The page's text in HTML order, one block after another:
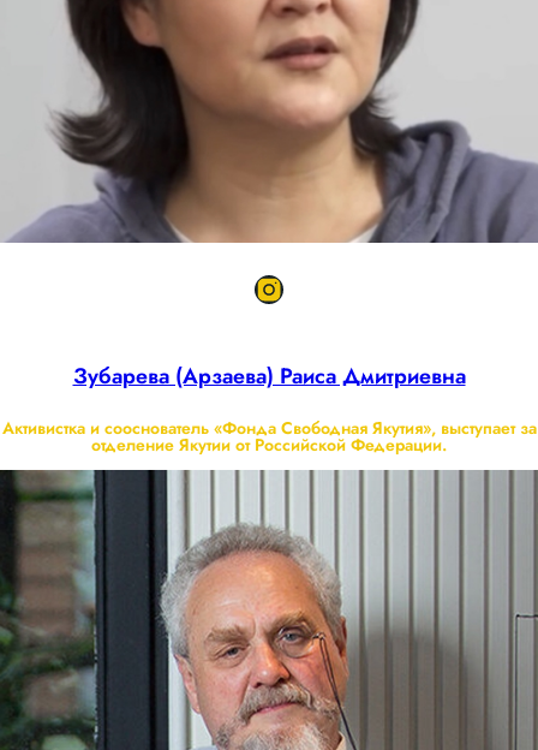
Зубарева (Арзаева) Раиса Дмитриевна
Активистка и сооснователь «Фонда Свободная Якутия», выступает за
отделение Якутии от Российской Федерации.